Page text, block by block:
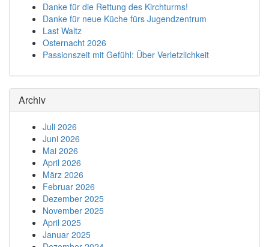
Danke für die Rettung des Kirchturms!
Danke für neue Küche fürs Jugendzentrum
Last Waltz
Osternacht 2026
Passionszeit mit Gefühl: Über Verletzlichkeit
Archiv
Juli 2026
Juni 2026
Mai 2026
April 2026
März 2026
Februar 2026
Dezember 2025
November 2025
April 2025
Januar 2025